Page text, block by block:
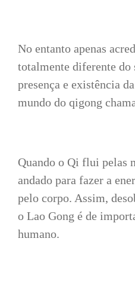
No entanto apenas
totalmente diferente do
presença e existência
mundo do qigong
Quando o Qi flui pelas
andado para fazer a
pelo corpo. Assim,
o Lao Gong é de
humano.